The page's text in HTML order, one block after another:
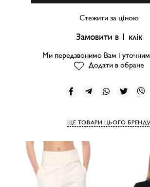
Стежити за ціною
Замовити в 1 клік
Ми передзвонимо Вам і
Додати в обране
ЩЕ ТОВАРИ ЦЬОГО БРЕНДУ